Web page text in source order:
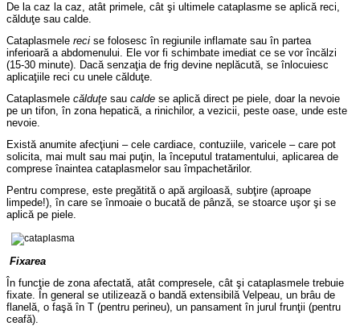
De la caz la caz, atât primele, cât şi ultimele cataplasme se aplică reci,
călduţe sau calde.
Cataplasmele reci se folosesc în regiunile inflamate sau în partea
inferioară a abdomenului. Ele vor fi schimbate imediat ce se vor încălzi
(15-30 minute). Dacă senzaţia de frig devine neplăcută, se înlocuiesc
aplicaţiile reci cu unele călduţe.
Cataplasmele călduţe sau calde se aplică direct pe piele, doar la nevoie
pe un tifon, în zona hepatică, a rinichilor, a vezicii, peste oase, unde este
nevoie.
Există anumite afecţiuni – cele cardiace, contuziile, varicele – care pot
solicita, mai mult sau mai puţin, la începutul tratamentului, aplicarea de
comprese înaintea cataplasmelor sau împachetărilor.
Pentru comprese, este pregătită o apă argiloasă, subţire (aproape
limpede!), în care se înmoaie o bucată de pânză, se stoarce uşor şi se
aplică pe piele.
Fixarea
În funcţie de zona afectată, atât compresele, cât şi cataplasmele trebuie
fixate. În general se utilizează o bandă extensibilă Velpeau, un brâu de
flanelă, o faşă în T (pentru perineu), un pansament în jurul frunţii (pentru
ceafă).